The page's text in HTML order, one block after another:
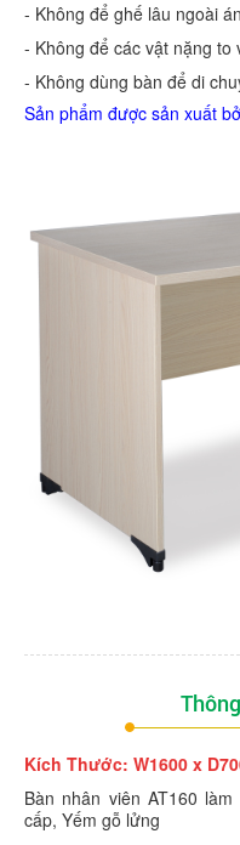
- Không để ghế lâu ngoài
- Không để các vật nặng to
- Không dùng bàn để di
Sản phẩm được sản xuất
Kích Thước: W1600 x
Bàn nhân viên AT160
cấp, Yếm gỗ lửng